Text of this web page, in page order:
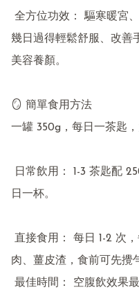
幾日過得輕鬆舒服、改善
美容養顏。
🪞 簡單食用方法
一罐 350g，每日一茶匙
日一杯。
肉、薑皮渣，食前可先攪